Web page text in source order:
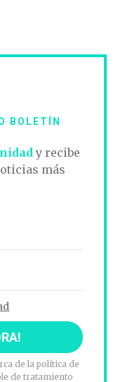
BOLETÍN
y recibe
más
de la política de
de tratamiento